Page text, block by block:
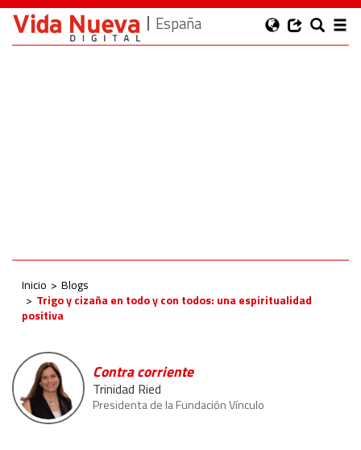
España
Inicio
Blogs
Trigo y cizaña en todo y con todos: una espiritualidad
positiva
Contra corriente
Trinidad Ried
Presidenta de la Fundación Vínculo